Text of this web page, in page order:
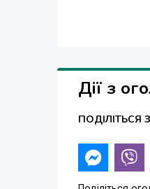
Дії з
ПОДІЛІТЬСЯ